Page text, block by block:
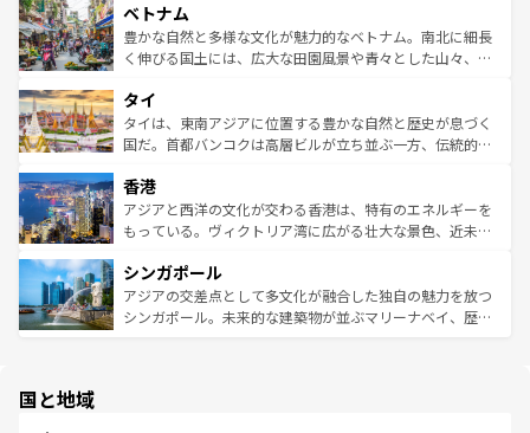
参照してほしい。
容にもいいと評判のスイーツなど、バラエティ豊かな料理
が味わえる。 なお、新着の台湾情報は コンテンツ一覧を参
照してほしい。
き、地方に足を延ばせば四季折々の自然美を楽しむことが
できる。そして、キムチや焼肉、絶品のストリートフード
まで、さまざまな韓国料理が待っている。夜には、韓国な
リティに包まれながら、韓国の多彩な魅力を心ゆくまで味
わってみてほしい。 なお、新着の韓国情報はコンテンツ一
覧を参照してほしい。
ベトナム
豊かな自然と多様な文化が魅力的なベトナム。南北に細長
く伸びる国土には、広大な田園風景や青々とした山々、世
急速な発展と共に伝統が息づく。ハノイの古い町並みやホ
ーチミン市のフランス統治時代の建物も、独特の雰囲気を
醸し出している。また、バラエティの豊かさとおいしさで
とつ。フォーやバインミー、ベトナムコーヒーなどは、ぜ
ひ現地で味わいたい。どの地域を訪れてもあたたかい人々
が旅行者を迎えてくれるので、きっと忘れられない旅にな
参照してほしい。
タイ
タイは、東南アジアに位置する豊かな自然と歴史が息づく
国だ。首都バンコクは高層ビルが立ち並ぶ一方、伝統的な
の活気が交差している。北部ではチェンマイなどの山岳地
帯で自然と触れ合い、南部ではプーケットやクラビの美し
いビーチでリゾート気分を楽しむことができる。タイ料理
激する。気候は一年中温暖で、どの季節にも異なる楽しみ
が待っている。親しみやすいタイの人々、仏教を中心とし
た文化、そして多様な観光資源が、訪れる旅人を魅了し続
香港
アジアと西洋の文化が交わる香港は、特有のエネルギーを
もっている。ヴィクトリア湾に広がる壮大な景色、近未来
み、どこを訪れても感動するはず。観光スポットが密集し
ており、効率よく見どころを回れるのも魅力。息をのむよ
うな絶景から文化的な体験まで、香港を存分に楽しみ尽く
シンガポール
アジアの交差点として多文化が融合した独自の魅力を放つ
シンガポール。未来的な建築物が並ぶマリーナベイ、歴史
国と地域